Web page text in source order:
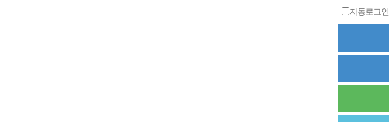
자동로그인